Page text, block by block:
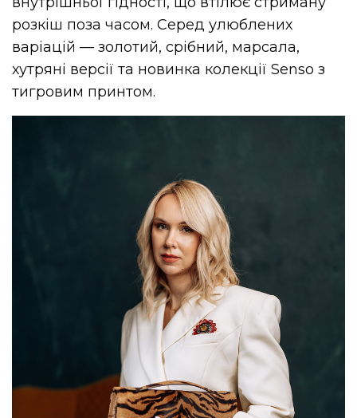
розкіш поза часом. Серед улюблених
варіацій — золотий, срібний, марсала,
хутряні версії та новинка колекції Senso з
тигровим принтом.